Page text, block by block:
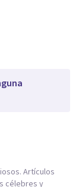
Artículos
célebres y